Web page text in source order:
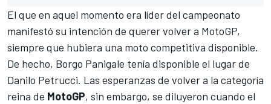
El que en aquel momento era líder del campeonato
manifestó su intención de querer volver a MotoGP,
siempre que hubiera una moto competitiva disponible.
De hecho, Borgo Panigale tenía disponible el lugar de
Danilo Petrucci. Las esperanzas de volver a la categoría
reina de MotoGP, sin embargo, se diluyeron cuando el